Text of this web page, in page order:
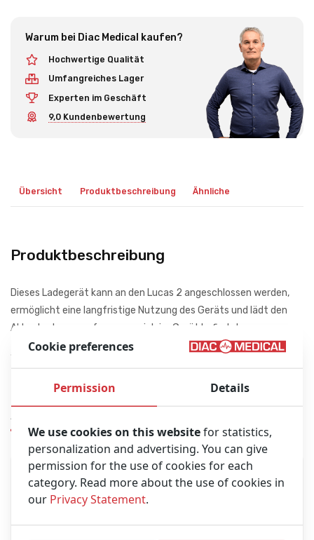
Warum bei Diac Medical kaufen?
Hochwertige Qualität
Umfangreiches Lager
Experten im Geschäft
9,0 Kundenbewertung
Übersicht Produktbeschreibung Ähnliche
Produktbeschreibung
Dieses Ladegerät kann an den Lucas 2 angeschlossen werden,
ermöglicht eine langfristige Nutzung des Geräts und lädt den
Akku des Lucas auf, wenn er sich im Gerät befindet.
100–240 V AC, 50/60 Hz
Ähnliches Produkt
Cookie preferences
Permission Details
We use cookies on this websitefor statistics,
personalization and advertising. You can give
permission for the use of cookies for each
category. Read more about the use of cookies in
our Privacy Statement.